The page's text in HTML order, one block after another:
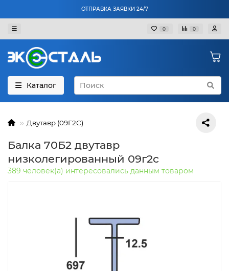
ОТПРАВКА ЗАЯВКИ 24/7
0 0
Каталог
Двутавр (09Г2С)
Балка 70Б2 двутавр
низколегированный 09г2с
389 человек(а) интересовались данным товаром